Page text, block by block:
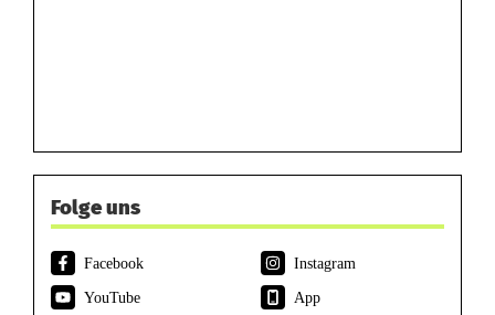
Folge uns
Facebook
Instagram
YouTube
App